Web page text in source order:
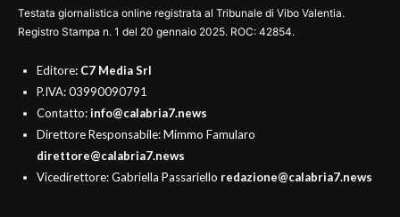
Testata giornalistica online registrata al Tribunale di Vibo Valentia.
Registro Stampa n. 1 del 20 gennaio 2025. ROC: 42854.
Editore: C7 Media Srl
P.IVA: 03990090791
Contatto:info@calabria7.news
Direttore Responsabile: Mimmo Famularo
direttore@calabria7.news
Vicedirettore: Gabriella Passariello redazione@calabria7.news